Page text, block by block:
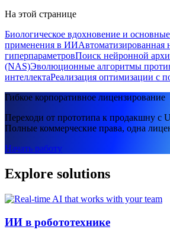
На этой странице
Биологическое вдохновение и
применения в ИИАвтоматизированная
гиперпараметровПоиск нейронной
(NAS)Эволюционные алгоритмы
интеллектаРеализация оптимизации с
Гибкое корпоративное лицензирование
Переходи от прототипа к продакшну с
Полные коммерческие права, одна
Начать работу
Explore solutions
ИИ в робототехнике